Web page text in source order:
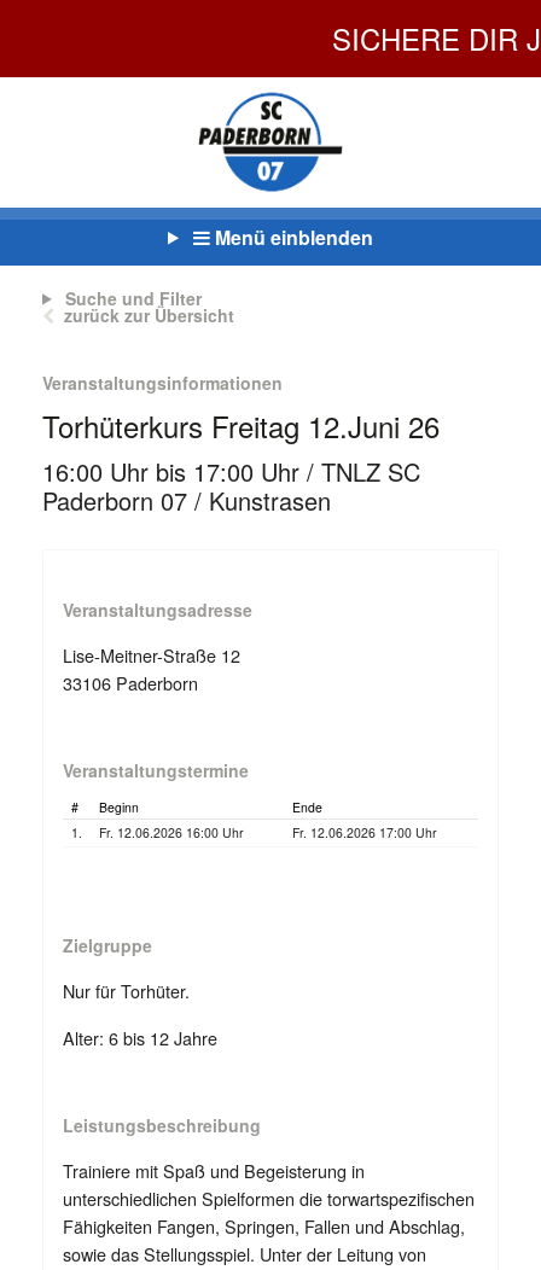
Menü einblenden
Suche und Filter
zurück zur Übersicht
Veranstaltungsinformationen
Torhüterkurs Freitag 12.Juni 26
16:00 Uhr bis 17:00 Uhr / TNLZ SC
Paderborn 07 / Kunstrasen
Veranstaltungsadresse
Lise-Meitner-Straße 12
33106 Paderborn
Veranstaltungstermine
# Beginn
Ende
1.
Fr. 12.06.2026 16:00 Uhr Fr. 12.06.2026 17:00 Uhr
Zielgruppe
Nur für Torhüter.
Alter: 6 bis 12 Jahre
Leistungsbeschreibung
Trainiere mit Spaß und Begeisterung in
unterschiedlichen Spielformen die torwartspezifischen
Fähigkeiten Fangen, Springen, Fallen und Abschlag,
sowie das Stellungsspiel. Unter der Leitung von
SICHERE DIR